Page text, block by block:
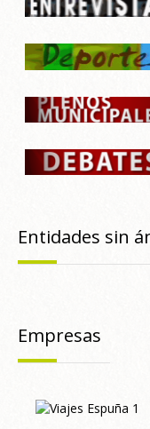
Entidades sin
Empresas